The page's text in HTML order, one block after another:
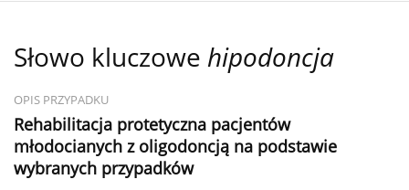
Słowo kluczowe hipodoncja
OPIS PRZYPADKU
Rehabilitacja protetyczna pacjentów
młodocianych z oligodoncją na podstawie
wybranych przypadków